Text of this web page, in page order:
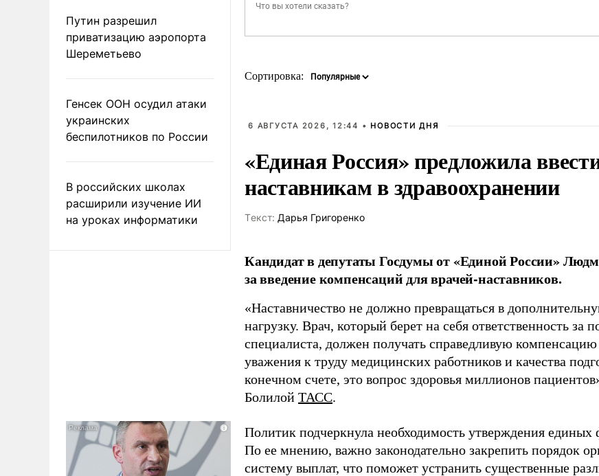
Путин разрешил
приватизацию аэропорта
Шереметьево
Генсек ООН осудил атаки
украинских
беспилотников по России
В российских школах
расширили изучение ИИ
на уроках информатики
Сортировка:
6 АВГУСТА 2026, 12:44 • НОВОСТИ ДНЯ
«Единая Россия» предложила
наставникам в здравоохранении
Tекст: Дарья Григоренко
Кандидат в депутаты Госдумы от «Единой России»
за введение компенсаций для врачей-наставников.
«Наставничество не должно превращаться в
нагрузку. Врач, который берет на себя ответственность за
специалиста, должен получать справедливую компенсацию
уважения к труду медицинских работников и качества
конечном счете, это вопрос здоровья миллионов
Болилой ТАСС.
Политик подчеркнула необходимость утверждения единых
По ее мнению, важно законодательно закрепить порядок
систему выплат, что поможет устранить существенные